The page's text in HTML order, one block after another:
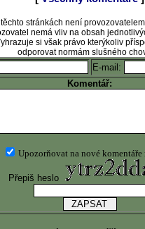
stránkách není
nemá vliv na obsah
si však právo kterýkoliv
odporovat normám slušného
E-mail:
Komentář:
Upozorňovat na nové komentáře
Přepiš heslo